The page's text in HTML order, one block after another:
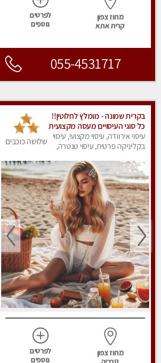
מחוז צפון
קרית אתא
לפרטים
נוספים
055-4531717
בקרית שמונה - מומלץ לחלוטין!!
כל סוגי העיסויים מעסה מקצועית
ואיכותית פרטי!!!
עיסוי אירוודה, עיסוי מקצועי, עיסוי
בקליניקה פרטית, עיסוי טנטרה,
שלושה כוכבים
מחוז צפון
לפרטים
נוספים